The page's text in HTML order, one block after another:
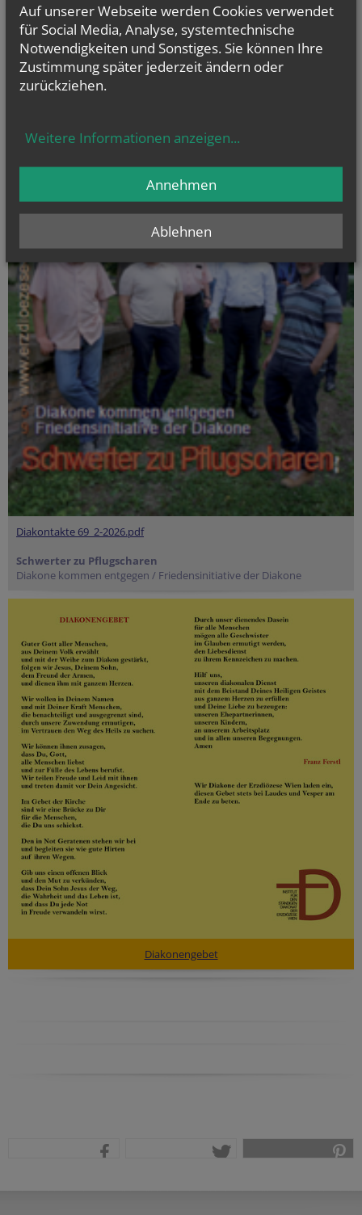
Diakontakte 69_2-2026.pdf
Schwerter zu Pflugscharen
Diakone kommen entgegen / Friedensinitiative der Diakone
Diakonengebet
Auf unserer Webseite werden Cookies verwendet
für Social Media, Analyse, systemtechnische
Notwendigkeiten und Sonstiges. Sie können Ihre
Zustimmung später jederzeit ändern oder
zurückziehen.
Weitere Informationen anzeigen...
Ablehnen
Annehmen